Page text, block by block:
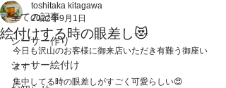
全ての記事
シーサー作り
シーサー絵付け
絵付けする時の眼差し😻
toshitaka kitagawa
2022年9月1日
今日も沢山のお客様に御来店いただき有難う御座い
ます！
集中してる時の眼差しがすごく可愛らしい😍